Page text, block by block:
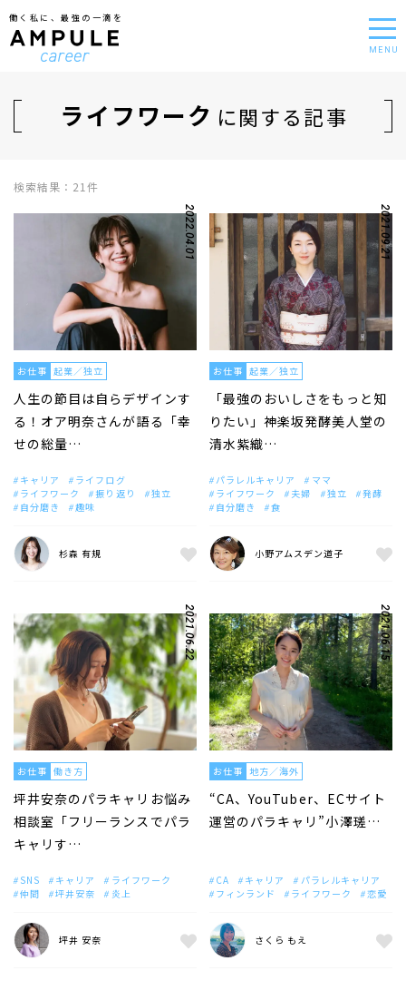
働く私に、最強の一滴を
MENU
ライフワーク に関する記事
検索結果：21件
2022.04.01
お仕事 起業／独立
人生の節目は自らデザインす
る！オア明奈さんが語る「幸
せの総量…
キャリア
ライフログ
ライフワーク
振り返り
独立
自分磨き
趣味
杉森 有規
2021.09.21
お仕事 起業／独立
「最強のおいしさをもっと知
りたい」神楽坂発酵美人堂の
清水紫織…
パラレルキャリア
ママ
ライフワーク
夫婦 独立
発酵
自分磨き
食
小野アムスデン道子
2021.06.22
お仕事 働き方
坪井安奈のパラキャリお悩み
相談室「フリーランスでパラ
キャリす…
SNS キャリア
ライフワーク
仲間
坪井安奈 炎上
坪井 安奈
2021.06.15
お仕事 地方／海外
“CA、YouTuber、ECサイト
運営のパラキャリ”小澤瑳…
CA キャリア
パラレルキャリア
フィンランド
ライフワーク 恋愛
さくら もえ